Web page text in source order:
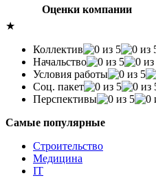
Оценки компании
★
Коллектив
Начальство
Условия работы
Соц. пакет
Перспективы
Самые популярные
Строительство
Медицина
IT